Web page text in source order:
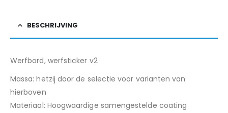
BESCHRIJVING
Werfbord, werfsticker v2
Massa: hetzij door de selectie voor varianten van
hierboven
Materiaal: Hoogwaardige samengestelde coating